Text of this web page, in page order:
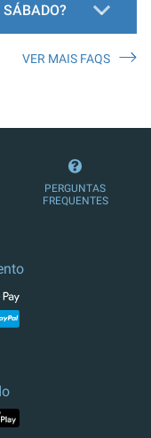
VER MAIS FAQS
PERGUNTAS
FREQUENTES